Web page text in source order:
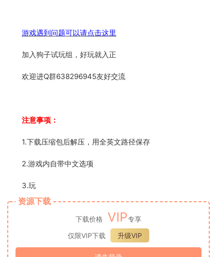
游戏遇到问题可以请点击这里
加入狗子试玩组，好玩就入正
欢迎进Q群638296945友好交流
注意事项：
1.下载压缩包后解压，用全英文路径保存
2.游戏内自带中文选项
3.玩
资源下载
下载价格 VIP专享
仅限VIP下载
升级VIP